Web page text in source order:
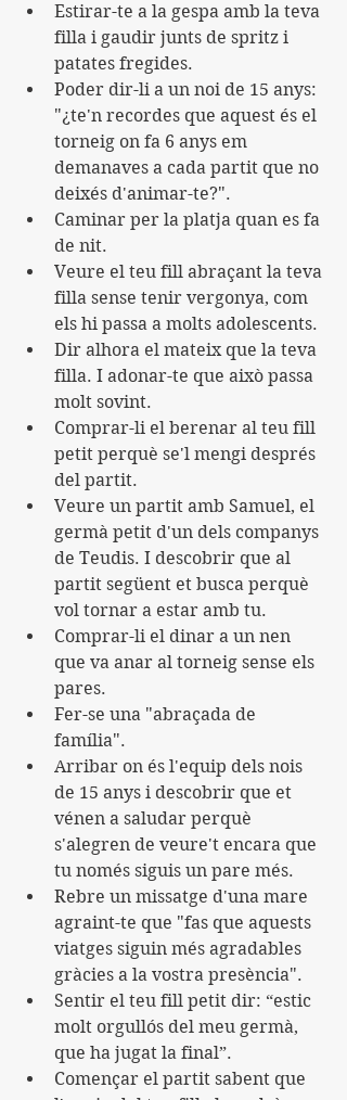
Estirar-te a la gespa amb la teva
filla i gaudir junts de spritz i
patates fregides.
Poder dir-li a un noi de 15 anys:
"¿te'n recordes que aquest és el
torneig on fa 6 anys em
demanaves a cada partit que no
deixés d'animar-te?".
Caminar per la platja quan es fa
de nit.
Veure el teu fill abraçant la teva
filla sense tenir vergonya, com
els hi passa a molts adolescents.
Dir alhora el mateix que la teva
filla. I adonar-te que això passa
molt sovint.
Comprar-li el berenar al teu fill
petit perquè se'l mengi després
del partit.
Veure un partit amb Samuel, el
germà petit d'un dels companys
de Teudis. I descobrir que al
partit següent et busca perquè
vol tornar a estar amb tu.
Comprar-li el dinar a un nen
que va anar al torneig sense els
pares.
Fer-se una "abraçada de
família".
Arribar on és l'equip dels nois
de 15 anys i descobrir que et
vénen a saludar perquè
s'alegren de veure't encara que
tu només siguis un pare més.
Rebre un missatge d'una mare
agraint-te que "fas que aquests
viatges siguin més agradables
gràcies a la vostra presència".
Sentir el teu fill petit dir: “estic
molt orgullós del meu germà,
que ha jugat la final”.
Començar el partit sabent que